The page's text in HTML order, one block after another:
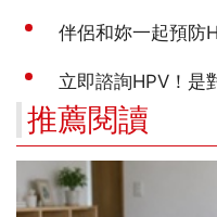
推薦閱讀